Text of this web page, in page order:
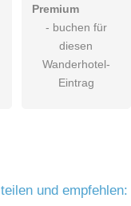
Premium
- buchen für
diesen
Wanderhotel-
Eintrag
teilen und empfehlen: